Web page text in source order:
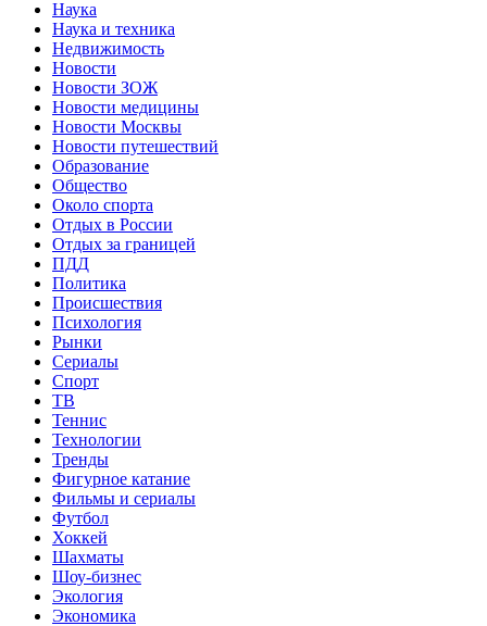
Наука
Наука и техника
Недвижимость
Новости
Новости ЗОЖ
Новости медицины
Новости Москвы
Новости путешествий
Образование
Общество
Около спорта
Отдых в России
Отдых за границей
ПДД
Политика
Происшествия
Психология
Рынки
Сериалы
Спорт
ТВ
Теннис
Технологии
Тренды
Фигурное катание
Фильмы и сериалы
Футбол
Хоккей
Шахматы
Шоу-бизнес
Экология
Экономика